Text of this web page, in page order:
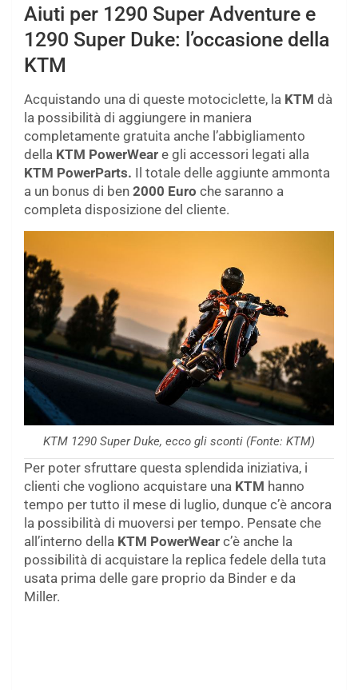
Aiuti per 1290 Super Adventure e
1290 Super Duke: l’occasione della
KTM
Acquistando una di queste motociclette, la KTM dà
la possibilità di aggiungere in maniera
completamente gratuita anche l’abbigliamento
della KTM PowerWear e gli accessori legati alla
KTM PowerParts. Il totale delle aggiunte ammonta
a un bonus di ben 2000 Euro che saranno a
completa disposizione del cliente.
KTM 1290 Super Duke, ecco gli sconti (Fonte: KTM)
Per poter sfruttare questa splendida iniziativa, i
clienti che vogliono acquistare una KTM hanno
tempo per tutto il mese di luglio, dunque c’è ancora
la possibilità di muoversi per tempo. Pensate che
all’interno della KTM PowerWear c’è anche la
possibilità di acquistare la replica fedele della tuta
usata prima delle gare proprio da Binder e da
Miller.